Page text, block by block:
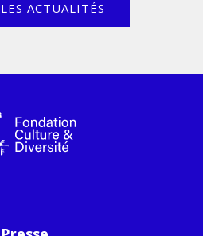
ACTUALITÉS